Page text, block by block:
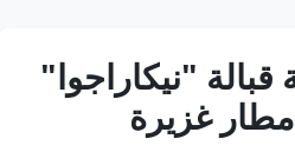
"نيكاراجوا"
غزيرة